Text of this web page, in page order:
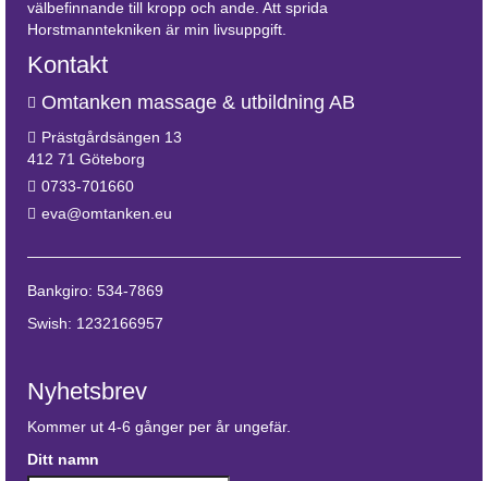
välbefinnande till kropp och ande. Att sprida
Horstmanntekniken är min livsuppgift.
Kontakt
Omtanken massage & utbildning AB
Prästgårdsängen 13
412 71 Göteborg
0733-701660
eva@omtanken.eu
Bankgiro: 534-7869
Swish: 1232166957
Nyhetsbrev
Kommer ut 4-6 gånger per år ungefär.
Ditt namn